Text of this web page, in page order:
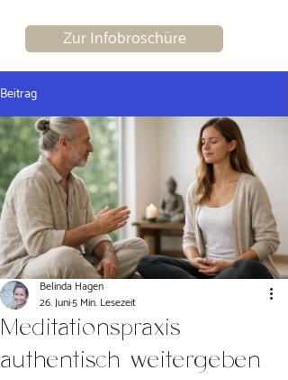
Zur Infobroschüre
Beitrag
Meditationspraxis
authentisch weitergeben
Belinda Hagen
26. Juni5 Min. Lesezeit